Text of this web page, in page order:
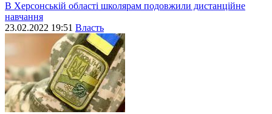
В Херсонській області школярам подовжили дистанційне
навчання
23.02.2022 19:51 Власть